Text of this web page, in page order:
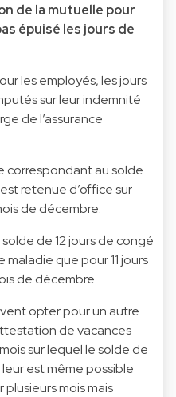
de la mutuelle pour
épuisé les jours de
les employés, les jours
sur leur indemnité
de l’assurance
correspondant au solde
retenue d’office sur
de décembre.
de 12 jours de congé
que pour 11 jours
de décembre.
opter pour un autre
de vacances
sur lequel le solde de
est même possible
mois mais